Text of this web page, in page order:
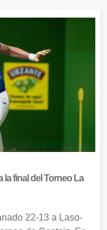
la final del Torneo La
22-13 a Laso-